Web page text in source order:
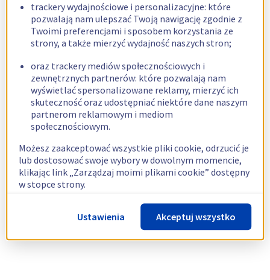
trackery wydajnościowe i personalizacyjne: które
pozwalają nam ulepszać Twoją nawigację zgodnie z
Twoimi preferencjami i sposobem korzystania ze
strony, a także mierzyć wydajność naszych stron;
oraz trackery mediów społecznościowych i
zewnętrznych partnerów: które pozwalają nam
wyświetlać spersonalizowane reklamy, mierzyć ich
skuteczność oraz udostępniać niektóre dane naszym
partnerom reklamowym i mediom
społecznościowym.
Możesz zaakceptować wszystkie pliki cookie, odrzucić je
lub dostosować swoje wybory w dowolnym momencie,
klikając link „Zarządzaj moimi plikami cookie” dostępny
w stopce strony.
Więcej informacji znajdziesz w naszejpolityce
dotyczącej wykorzystywania plików cookie.
Ustawienia Akceptuj wszystko